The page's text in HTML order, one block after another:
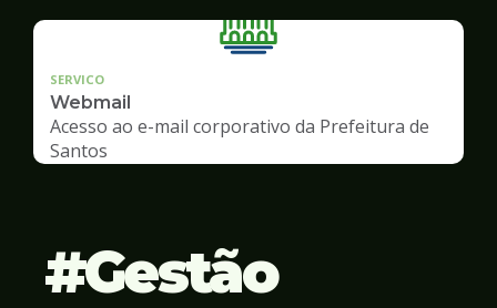
SERVICO
Webmail
Acesso ao e-mail corporativo da Prefeitura de
Santos
Gestão